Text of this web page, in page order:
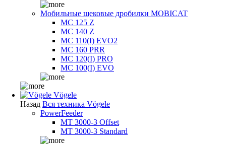
Мобильные щековые дробилки MOBICAT
MC 125 Z
MC 140 Z
MC 110(I) EVO2
MC 160 PRR
MC 120(I) PRO
MC 100(I) EVO
Vögele
Назад Вся техника Vögele
PowerFeeder
MT 3000-3 Offset
MT 3000-3 Standard